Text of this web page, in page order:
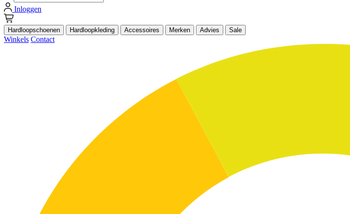
Inloggen
Hardloopschoenen Hardloopkleding Accessoires Merken Advies Sale
Winkels Contact